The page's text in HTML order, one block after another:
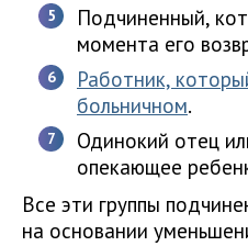
Подчиненный,
момента его
Работник,
больничном.
Одинокий отец
опекающее
Все эти группы
на основании